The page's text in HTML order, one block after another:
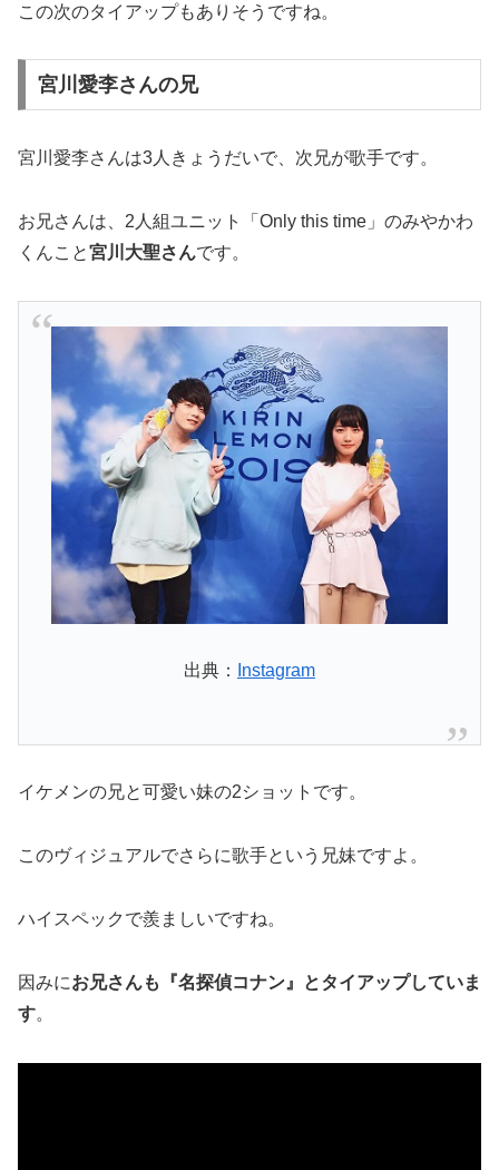
この次のタイアップもありそうですね。
宮川愛李さんの兄
宮川愛李さんは3人きょうだいで、次兄が歌手です。
お兄さんは、2人組ユニット「Only this time」のみやかわ
くんこと宮川大聖さんです。
出典： Instagram
イケメンの兄と可愛い妹の2ショットです。
このヴィジュアルでさらに歌手という兄妹ですよ。
ハイスペックで羨ましいですね。
因みにお兄さんも『名探偵コナン』とタイアップしていま
す。